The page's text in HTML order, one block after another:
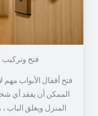
فتح وتركيب
فتح أقفال الأبواب
الممكن أن يفقد أي
المنزل ويغلق الباب